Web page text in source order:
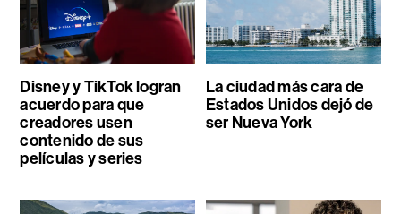
Disney y TikTok logran
acuerdo para que
creadores usen
contenido de sus
películas y series
La ciudad más cara de
Estados Unidos dejó de
ser Nueva York